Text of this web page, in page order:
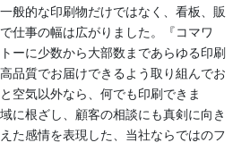
般的な印刷物だけではなく、看板、販
仕事の幅は広がりました。『コマワ
ーに少数から大部数まであらゆる印刷
品質でお届けできるよう取り組んでお
空気以外なら、何でも印刷できま
に根ざし、顧客の相談にも真剣に向き
た感情を表現した、当社ならではのフ